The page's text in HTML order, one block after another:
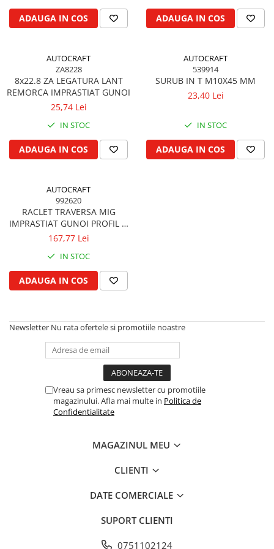
Biela motor
Cuzineti de biela
Suruburi si piulite biela
Dop si accesorii de umplere cu ulei
Joja de ulei
Supape de admisie
Supape de evacuare
Ghidaj pentru supapa
Pene si garnituri pentru supape
Distributie
Ax cu came si inel, garnituri,
obturator
Evacuare si admisie
Capac toba esapament
Cot si suport esapament
Garnitura colector esapament
Admisia aerului
Turbosuflanta
Flexibil evacuare
Garnitura baie de ulei
Garnitura culbutori capac camera
Garnitura chiulasa motor
Kramer
Mc Cormick
Zetor
Ursus
Claas / Renault
Armatrac
Dongfeng
Case IH
Massey Ferguson
Mecanica Ceahlau
Taarup
Kverneland
Niemeyer
Gallignani
John Deere
Hesston
Disc romanesc
Huard
Kuhn, Huard
Lemken
Supertino
ADAUGA IN COS ADAUGA IN COS
AUTOCRAFT
ZA8228
8x22.8 ZA LEGATURA LANT
REMORCA IMPRASTIAT GUNOI
25,74 Lei
IN STOC
ADAUGA IN COS
AUTOCRAFT
539914
SURUB IN T M10X45 MM
23,40 Lei
IN STOC
ADAUGA IN COS
AUTOCRAFT
992620
RACLET TRAVERSA MIG
IMPRASTIAT GUNOI PROFIL U
H 20 X B 40
167,77 Lei
IN STOC
ADAUGA IN COS
Newsletter Nu rata ofertele si promotiile noastre
Vreau sa primesc newsletter cu promotiile
magazinului. Afla mai multe in Politica de
Confidentialitate
MAGAZINUL MEU
CLIENTI
DATE COMERCIALE
SUPORT CLIENTI
0751102124